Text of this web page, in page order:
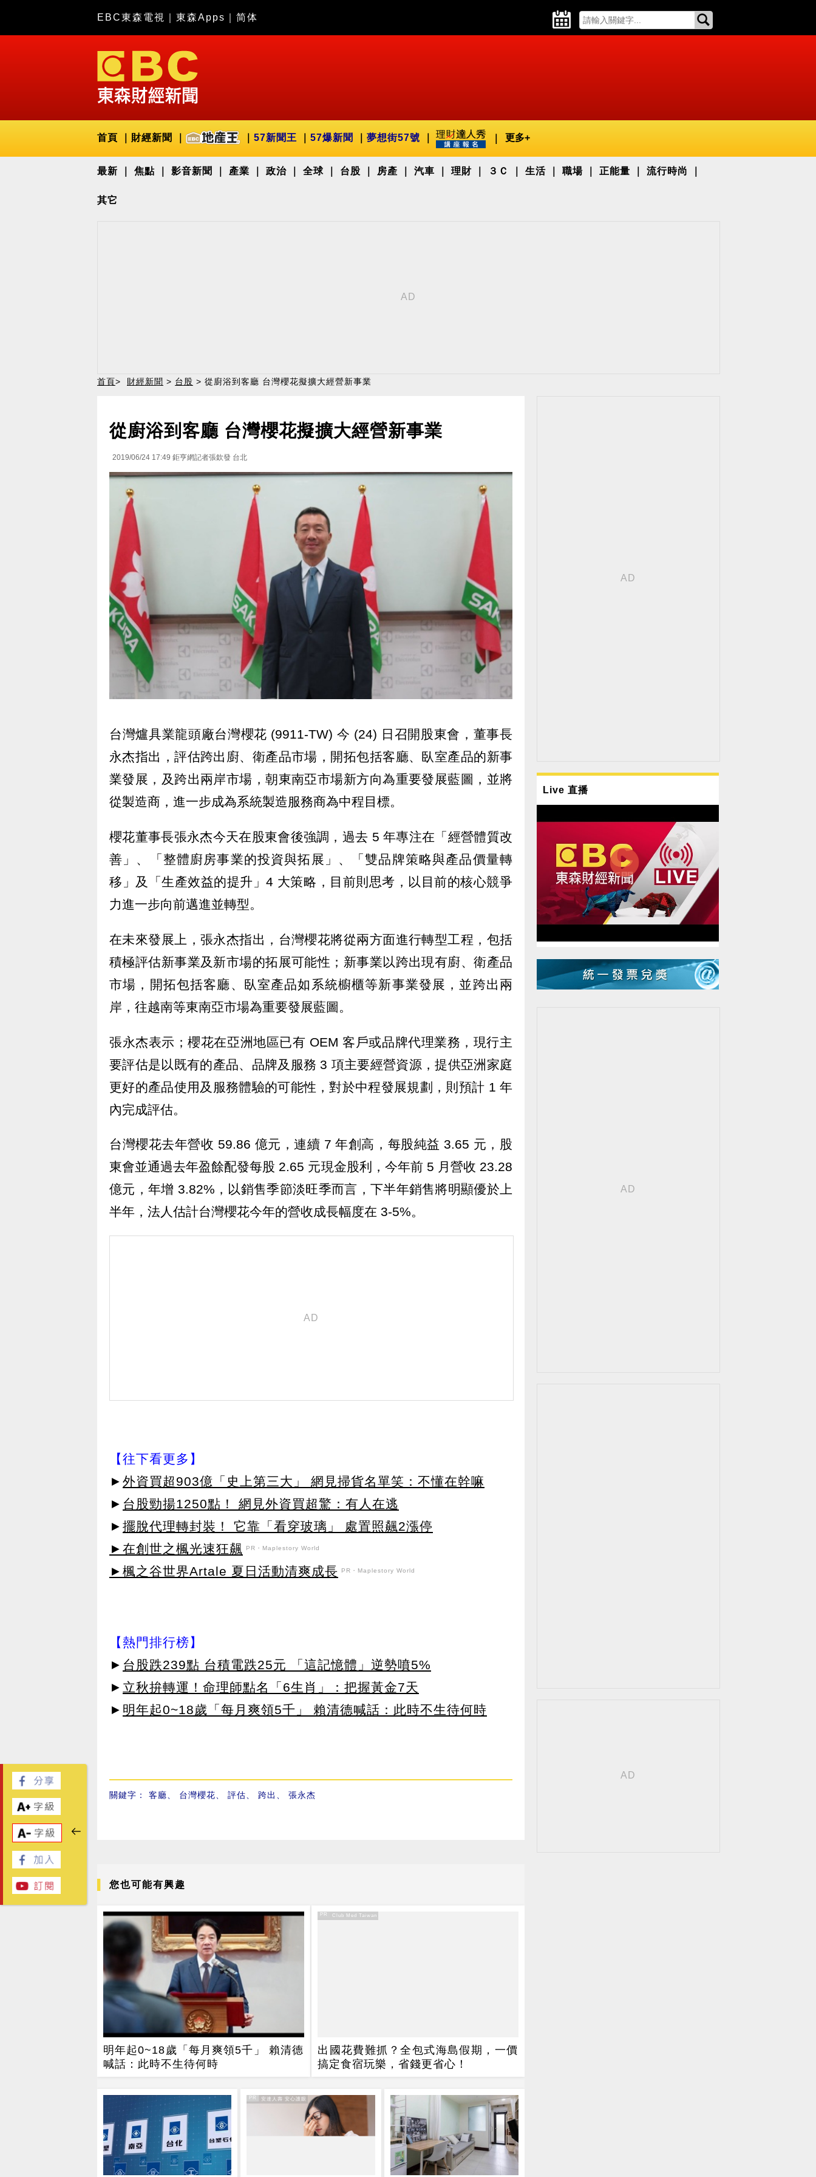
EBC東森電視 東森Apps 简体
首頁 財經新聞 57新聞王 57爆新聞 夢想街57號 更多+
最新 焦點 影音新聞 產業 政治 全球 台股 房產 汽車 理財 ３Ｃ 生活 職場 正能量 流行時尚
其它
首頁> 財經新聞 > 台股 > 從廚浴到客廳 台灣櫻花擬擴大經營新事業
從廚浴到客廳 台灣櫻花擬擴大經營新事業
2019/06/24 17:49 鉅亨網記者張欽發 台北
台灣爐具業龍頭廠台灣櫻花 (9911-TW) 今 (24) 日召開股東會，董事長
永杰指出，評估跨出廚、衛產品市場，開拓包括客廳、臥室產品的新事
業發展，及跨出兩岸市場，朝東南亞市場新方向為重要發展藍圖，並將
從製造商，進一步成為系統製造服務商為中程目標。
櫻花董事長張永杰今天在股東會後強調，過去 5 年專注在「經營體質改
善」、「整體廚房事業的投資與拓展」、「雙品牌策略與產品價量轉
移」及「生產效益的提升」4 大策略，目前則思考，以目前的核心競爭
力進一步向前邁進並轉型。
在未來發展上，張永杰指出，台灣櫻花將從兩方面進行轉型工程，包括
積極評估新事業及新市場的拓展可能性；新事業以跨出現有廚、衛產品
市場，開拓包括客廳、臥室產品如系統櫥櫃等新事業發展，並跨出兩
岸，往越南等東南亞市場為重要發展藍圖。
張永杰表示；櫻花在亞洲地區已有 OEM 客戶或品牌代理業務，現行主
要評估是以既有的產品、品牌及服務 3 項主要經營資源，提供亞洲家庭
更好的產品使用及服務體驗的可能性，對於中程發展規劃，則預計 1 年
內完成評估。
台灣櫻花去年營收 59.86 億元，連續 7 年創高，每股純益 3.65 元，股
東會並通過去年盈餘配發每股 2.65 元現金股利，今年前 5 月營收 23.28
億元，年增 3.82%，以銷售季節淡旺季而言，下半年銷售將明顯優於上
半年，法人估計台灣櫻花今年的營收成長幅度在 3-5%。
【往下看更多】
► 外資買超903億「史上第三大」 網見掃貨名單笑：不懂在幹嘛
► 台股勁揚1250點！ 網見外資買超驚：有人在逃
► 擺脫代理轉封裝！ 它靠「看穿玻璃」 處置照飆2漲停
►在創世之楓光速狂飆
PR・Maplestory World
►楓之谷世界Artale 夏日活動清爽成長 PR・Maplestory World
【熱門排行榜】
► 台股跌239點 台積電跌25元 「這記憶體」逆勢噴5%
► 立秋拚轉運！命理師點名「6生肖」：把握黃金7天
► 明年起0~18歲「每月爽領5千」 賴清德喊話：此時不生待何時
關鍵字： 客廳、 台灣櫻花、 評估、 跨出 、 張永杰
您也可能有興趣
明年起0~18歲「每月爽領5千」 賴清德
喊話：此時不生待何時
PR
出國花費難抓？全包式海島假期，一價
搞定食宿玩樂，省錢更省心！
PR・Club Med Taiwan
PR
PR・安達人壽 安心護眼
Live 直播